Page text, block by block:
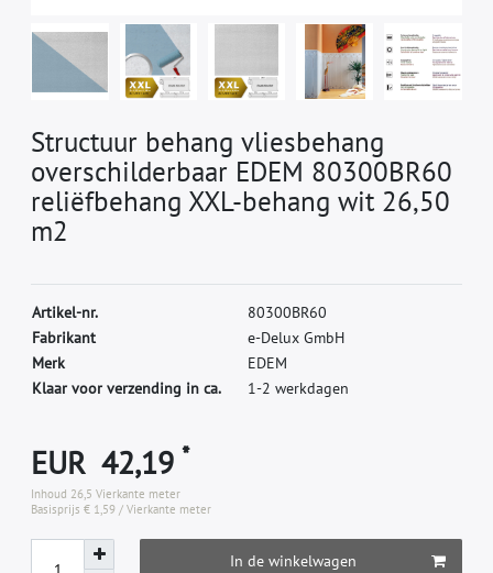
Structuur behang vliesbehang
overschilderbaar EDEM 80300BR60
reliëfbehang XXL-behang wit 26,50
m2
Artikel-nr. 80300BR60
Fabrikant e-Delux GmbH
Merk EDEM
Klaar voor verzending in ca.
1-2 werkdagen
EUR 42,19*
Inhoud 26,5Vierkante meter
Basisprijs€ 1,59 / Vierkante meter
In de winkelwagen